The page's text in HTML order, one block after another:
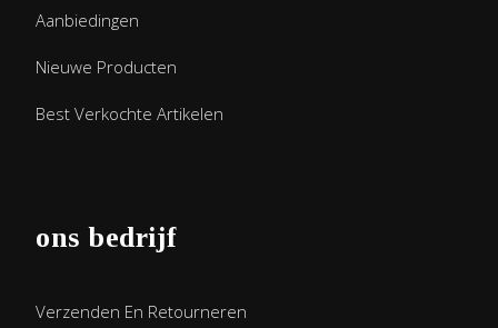
Aanbiedingen
Nieuwe Producten
Best Verkochte Artikelen
ons bedrijf
Verzenden En Retourneren